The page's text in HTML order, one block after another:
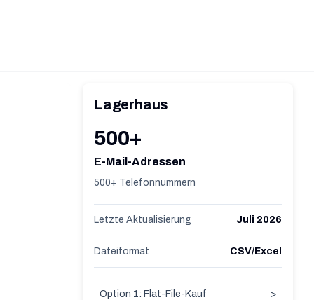
Lagerhaus
500+
E-Mail-Adressen
500+ Telefonnummern
Letzte Aktualisierung Juli 2026
Dateiformat CSV/Excel
Option 1: Flat-File-Kauf >